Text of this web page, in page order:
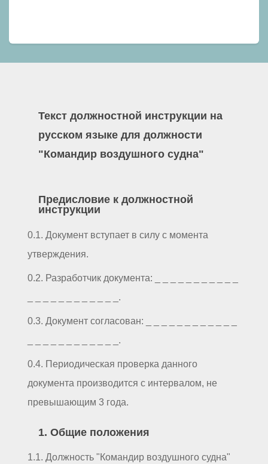
Текст должностной инструкции на
русском языке для должности
"Командир воздушного судна"
Предисловие к должностной
инструкции
0.1. Документ вступает в силу с момента
утверждения.
0.2. Разработчик документа: _ _ _ _ _ _ _ _ _ _ _
_ _ _ _ _ _ _ _ _ _ _ _.
0.3. Документ согласован: _ _ _ _ _ _ _ _ _ _ _ _
_ _ _ _ _ _ _ _ _ _ _ _.
0.4. Периодическая проверка данного
документа производится с интервалом, не
превышающим 3 года.
1. Общие положения
1.1. Должность "Командир воздушного судна"